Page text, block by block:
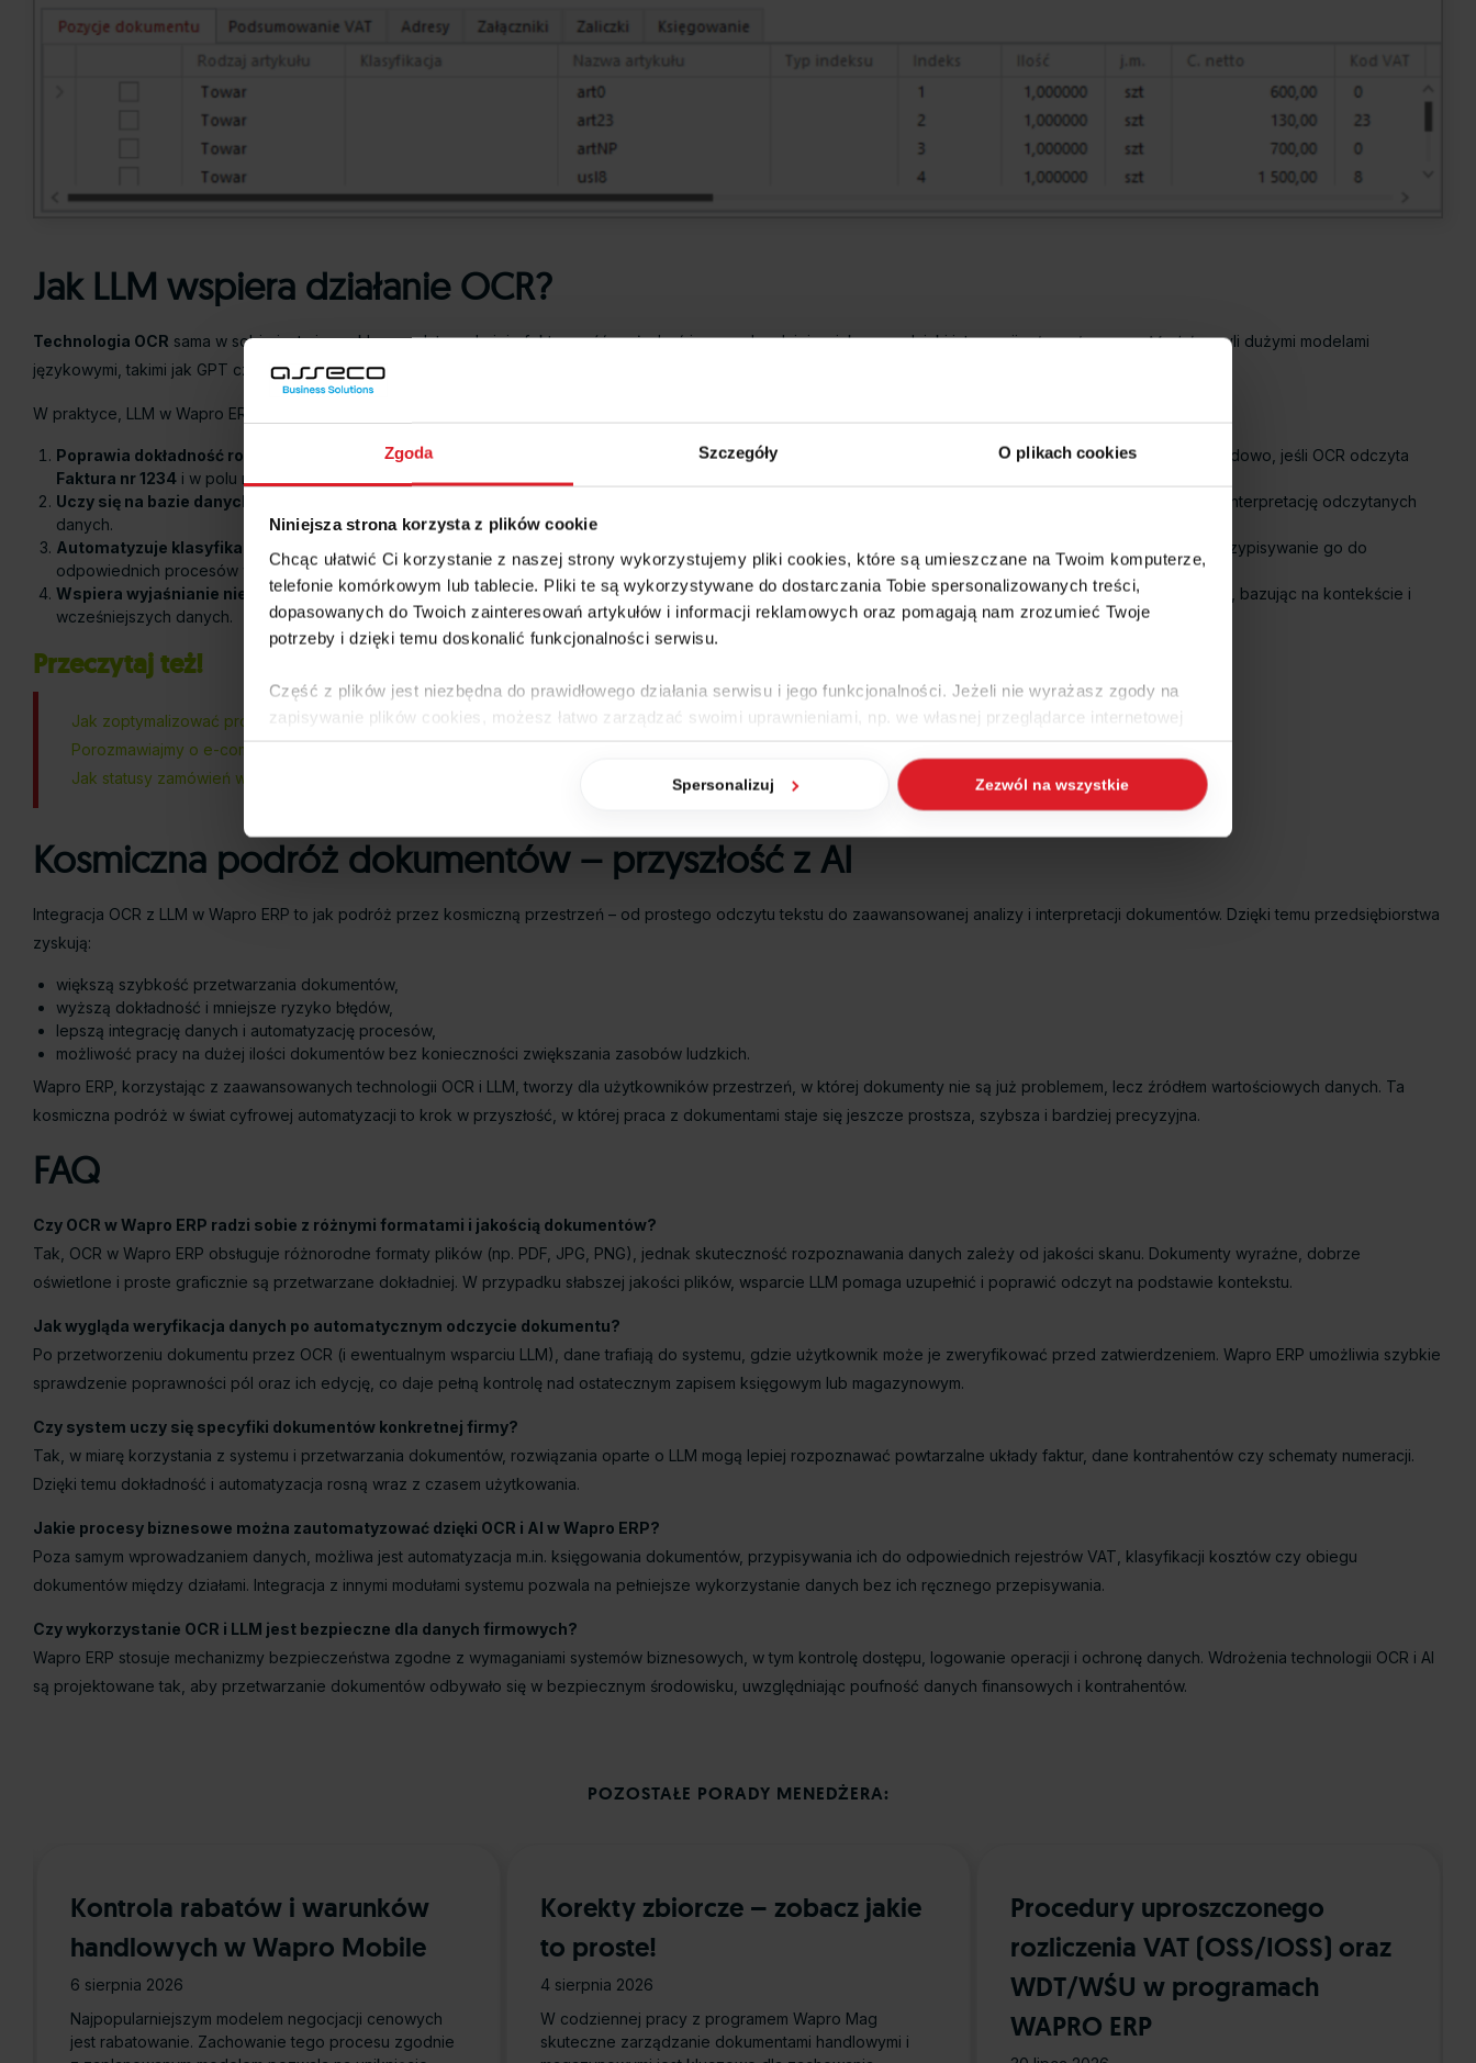
Zgoda Szczegóły O plikach cookies
Niniejsza strona korzysta z plików cookie
Chcąc ułatwić Ci korzystanie z naszej strony wykorzystujemy pliki cookies, które są umieszczane na Twoim komputerze,
telefonie komórkowym lub tablecie. Pliki te są wykorzystywane do dostarczania Tobie spersonalizowanych treści,
dopasowanych do Twoich zainteresowań artykułów i informacji reklamowych oraz pomagają nam zrozumieć Twoje
potrzeby i dzięki temu doskonalić funkcjonalności serwisu.
Część z plików jest niezbędna do prawidłowego działania serwisu i jego funkcjonalności. Jeżeli nie wyrażasz zgody na
zapisywanie plików cookies, możesz łatwo zarządzać swoimi uprawnieniami, np. we własnej przeglądarce internetowej
lub po wybraniu opcji Zarządzaj cookies. Szczegółowe informacje na ten temat znajdziesz w naszejPolityce Cookiesi
Spersonalizuj Zezwól na wszystkie
Jak LLM wspiera działanie OCR?
Technologia OCR sama w sobie jest niezwykle przydatna, ale jej efektywność może być jeszcze bardziej zwiększona dzięki integracji zLarge Language Models, czyli dużymi modelami
językowymi, takimi jak GPT czy innymi specjalistycznymi rozwiązaniami.
W praktyce, LLM w Wapro ERP pełni rolę inteligentnego asystenta, który:
Poprawia dokładność rozpoznawania tekstu. Gdy OCR jest niepewny co do odczytanych znaków, LLM może je zweryfikować, bazując na kontekście. Przykładowo, jeśli OCR odczyta
Faktura nr 1234 i w polu numeru faktury pojawi się niejasny ciąg znaków, LLM pomoże odgadnąć, co tam powinno się znaleźć.
Uczy się na bazie danych i dokumentów użytkownika
, co pozwala na jeszcze lepszą interpretację odczytanych
danych.
Automatyzuje klasyfikację i kategoryzację dokumentów
. LLM może rozpoznawać, do jakiego typu dokumentu należy dany skan, co ułatwia automatyczne przypisywanie go do
odpowiednich procesów w ERP.
Wspiera wyjaśnianie niejasności. Jeśli OCR ma trudności z odczytaniem fragmentu tekstu, LLM może podpowiedzieć, co tam najprawdopodobniej się znajduje, bazując na kontekście i
wcześniejszych danych.
Przeczytaj też!
Jak zoptymalizować proces księgowania dokumentów w Wapro Fakir? #2 Automaty dekretujące VAT
Porozmawiajmy o e-commerce #7. Prowadzenie finansów i kadr w sklepie internetowym
Jak statusy zamówień wspierają sprzedaż online i obsługę klienta?
Kosmiczna podróż dokumentów – przyszłość z AI
Integracja OCR z LLM w Wapro ERP to jak podróż przez kosmiczną przestrzeń – od prostego odczytu tekstu do zaawansowanej analizy i interpretacji dokumentów. Dzięki temu przedsiębiorstwa
zyskują:
większą szybkość przetwarzania dokumentów,
wyższą dokładność i mniejsze ryzyko błędów,
lepszą integrację danych i automatyzację procesów,
możliwość pracy na dużej ilości dokumentów bez konieczności zwiększania zasobów ludzkich.
Wapro ERP, korzystając z zaawansowanych technologii OCR i LLM, tworzy dla użytkowników przestrzeń, w której dokumenty nie są już problemem, lecz źródłem wartościowych danych. Ta
kosmiczna podróż w świat cyfrowej automatyzacji to krok w przyszłość, w której praca z dokumentami staje się jeszcze prostsza, szybsza i bardziej precyzyjna.
FAQ
Czy OCR w Wapro ERP radzi sobie z różnymi formatami i jakością dokumentów?
Tak, OCR w Wapro ERP obsługuje różnorodne formaty plików (np. PDF, JPG, PNG), jednak skuteczność rozpoznawania danych zależy od jakości skanu. Dokumenty wyraźne, dobrze
oświetlone i proste graficznie są przetwarzane dokładniej. W przypadku słabszej jakości plików, wsparcie LLM pomaga uzupełnić i poprawić odczyt na podstawie kontekstu.
Jak wygląda weryfikacja danych po automatycznym odczycie dokumentu?
Po przetworzeniu dokumentu przez OCR (i ewentualnym wsparciu LLM), dane trafiają do systemu, gdzie użytkownik może je zweryfikować przed zatwierdzeniem. Wapro ERP umożliwia szybkie
sprawdzenie poprawności pól oraz ich edycję, co daje pełną kontrolę nad ostatecznym zapisem księgowym lub magazynowym.
Czy system uczy się specyfiki dokumentów konkretnej firmy?
Tak, w miarę korzystania z systemu i przetwarzania dokumentów, rozwiązania oparte o LLM mogą lepiej rozpoznawać powtarzalne układy faktur, dane kontrahentów czy schematy numeracji.
Dzięki temu dokładność i automatyzacja rosną wraz z czasem użytkowania.
Jakie procesy biznesowe można zautomatyzować dzięki OCR i AI w Wapro ERP?
Poza samym wprowadzaniem danych, możliwa jest automatyzacja m.in. księgowania dokumentów, przypisywania ich do odpowiednich rejestrów VAT, klasyfikacji kosztów czy obiegu
dokumentów między działami. Integracja z innymi modułami systemu pozwala na pełniejsze wykorzystanie danych bez ich ręcznego przepisywania.
Czy wykorzystanie OCR i LLM jest bezpieczne dla danych firmowych?
Wapro ERP stosuje mechanizmy bezpieczeństwa zgodne z wymaganiami systemów biznesowych, w tym kontrolę dostępu, logowanie operacji i ochronę danych. Wdrożenia technologii OCR i AI
są projektowane tak, aby przetwarzanie dokumentów odbywało się w bezpiecznym środowisku, uwzględniając poufność danych finansowych i kontrahentów.
POZOSTAŁE PORADY MENEDŻERA:
Kontrola rabatów i warunków
handlowych w Wapro Mobile
6 sierpnia 2026
Najpopularniejszym modelem negocjacji cenowych
jest rabatowanie. Zachowanie tego procesu zgodnie
Korekty zbiorcze – zobacz jakie
to proste!
4 sierpnia 2026
W codziennej pracy z programem Wapro Mag
skuteczne zarządzanie dokumentami handlowymi i
Procedury uproszczonego
rozliczenia VAT (OSS/IOSS) oraz
WDT/WŚU w programach
WAPRO ERP